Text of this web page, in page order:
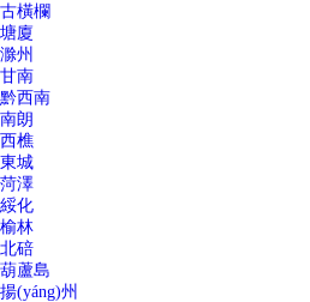
古橫欄
塘廈
滁州
甘南
黔西南
南朗
西樵
東城
菏澤
綏化
榆林
北碚
葫蘆島
揚(yáng)州